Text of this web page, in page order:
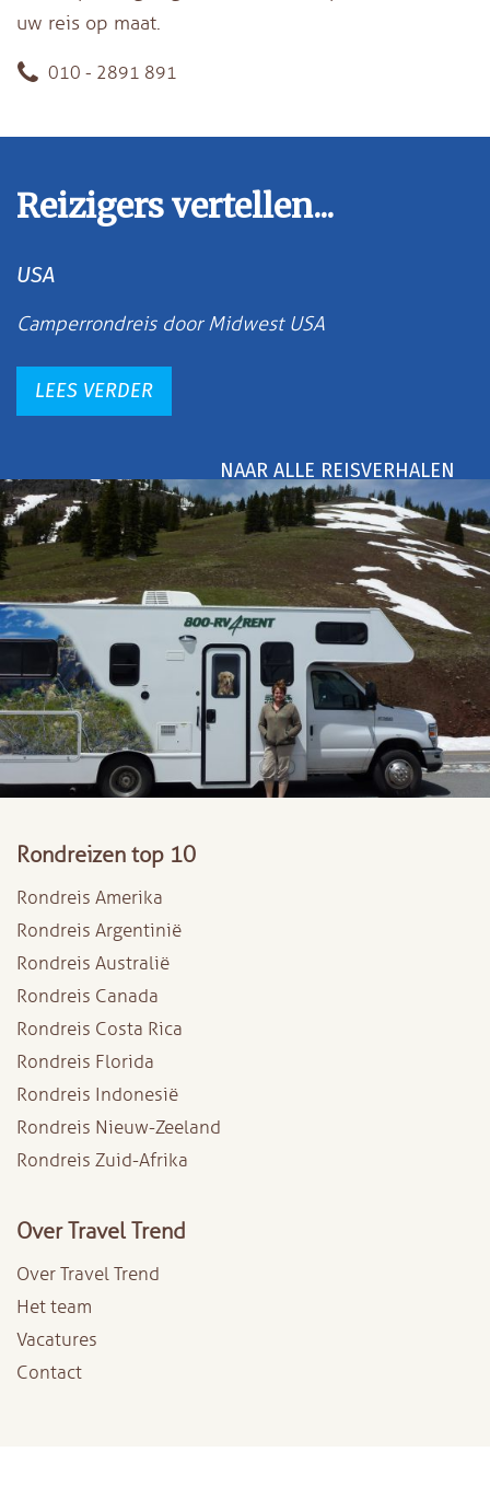
uw reis op maat.
010 - 2891 891
Reizigers vertellen...
USA
Camperrondreis door Midwest USA
LEES VERDER
NAAR ALLE REISVERHALEN
Rondreizen top 10
Rondreis Amerika
Rondreis Argentinië
Rondreis Australië
Rondreis Canada
Rondreis Costa Rica
Rondreis Florida
Rondreis Indonesië
Rondreis Nieuw-Zeeland
Rondreis Zuid-Afrika
Over Travel Trend
Over Travel Trend
Het team
Vacatures
Contact